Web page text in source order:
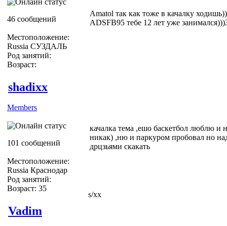
46 сообщений
Местоположение:
Russia СУЗДАЛЬ
Род занятий:
Возраст:
Amatol так как тоже в качалку ходишь))
ADSFB95 тебе 12 лет уже
shadixx
Members
101 сообщений
Местоположение:
Russia Краснодар
Род занятий:
Возраст: 35
качалка тема ,ешо баскетбол люблю и
никак) ,ню и паркуром пробовал но
дрцзьями скакать
s/xx
Vadim